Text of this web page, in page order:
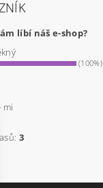
líbí náš e-shop?
(100%)
mi
3